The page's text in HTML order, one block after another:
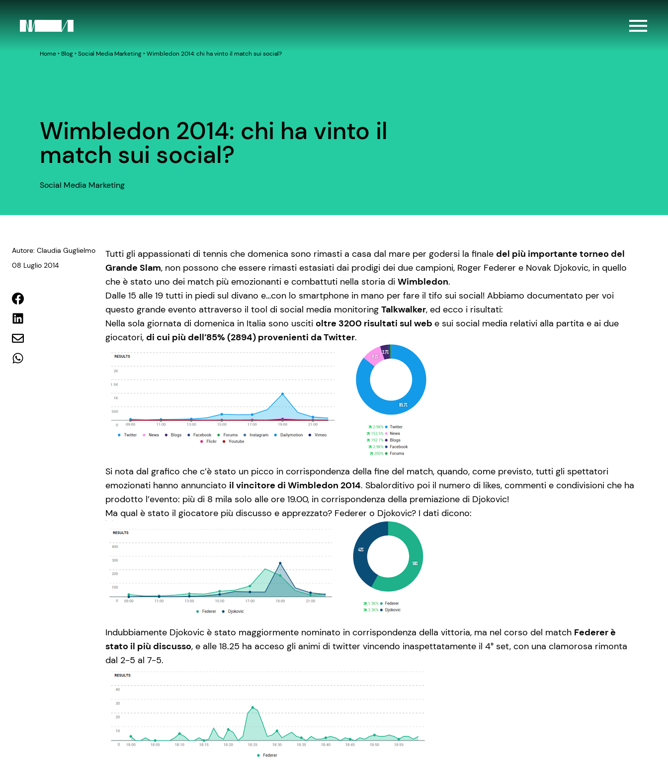
Home‣ Blog‣Social Media Marketing‣Wimbledon 2014: chi ha vinto il match sui social?
Wimbledon 2014: chi ha vinto il
match sui social?
Social Media Marketing
Autore: Claudia Guglielmo
08 Luglio 2014
Tutti gli appassionati di tennis che domenica sono rimasti a casa dal mare per godersi la finale del più importante torneo del
Grande Slam, non possono che essere rimasti estasiati dai prodigi dei due campioni, Roger Federer e Novak Djokovic, in quello
che è stato uno dei match più emozionanti e combattuti nella storia di Wimbledon.
Dalle 15 alle 19 tutti in piedi sul divano e…con lo smartphone in mano per fare il tifo sui social! Abbiamo documentato per voi
questo grande evento attraverso il tool di social media monitoring Talkwalker, ed ecco i risultati:
Nella sola giornata di domenica in Italia sono usciti oltre 3200 risultati sul web e sui social media relativi alla partita e ai due
giocatori, di cui più dell’85% (2894) provenienti da Twitter.
Si nota dal grafico che c’è stato un picco in corrispondenza della fine del match, quando, come previsto, tutti gli spettatori
emozionati hanno annunciato il vincitore di Wimbledon 2014. Sbalorditivo poi il numero di likes, commenti e condivisioni che ha
prodotto l’evento: più di 8 mila solo alle ore 19.00, in corrispondenza della premiazione di Djokovic!
Ma qual è stato il giocatore più discusso e apprezzato? Federer o Djokovic? I dati dicono:
Indubbiamente Djokovic è stato maggiormente nominato in corrispondenza della vittoria, ma nel corso del match Federer è
stato il più discusso, e alle 18.25 ha acceso gli animi di twitter vincendo inaspettatamente il 4° set, con una clamorosa rimonta
dal 2-5 al 7-5.